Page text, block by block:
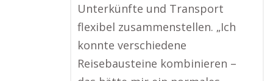
Unterkünfte und Transport
flexibel zusammenstellen. „Ich
konnte verschiedene
Reisebausteine kombinieren –